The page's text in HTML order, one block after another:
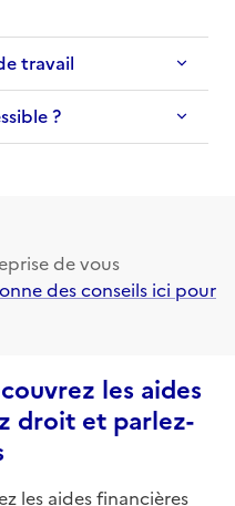
travail
?
de vous
des conseils ici pour
les aides
droit et parlez-
les aides financières